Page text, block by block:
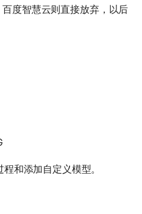
度智慧云则直接放弃，以后
和添加自定义模型。